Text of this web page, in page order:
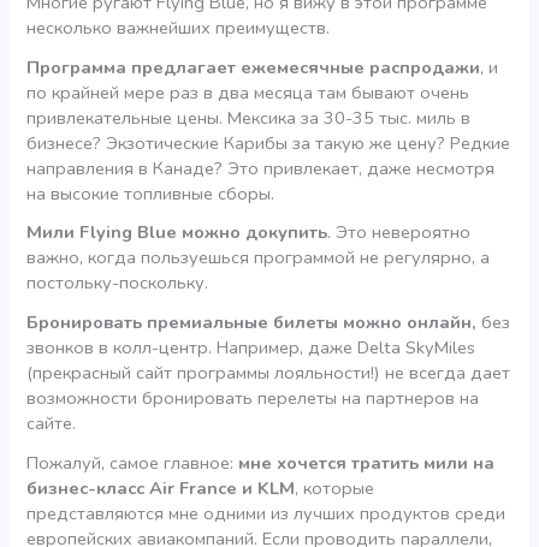
несколько важнейших преимуществ.
Программа предлагает ежемесячные распродажи, и
по крайней мере раз в два месяца там бывают очень
привлекательные цены. Мексика за 30-35 тыс. миль в
бизнесе? Экзотические Карибы за такую же цену? Редкие
направления в Канаде? Это привлекает, даже несмотря
на высокие топливные сборы.
Мили Flying Blue можно докупить. Это невероятно
важно, когда пользуешься программой не регулярно, а
постольку-поскольку.
Бронировать премиальные билеты можно онлайн, без
звонков в колл-центр. Например, даже Delta SkyMiles
(прекрасный сайт программы лояльности!) не всегда дает
возможности бронировать перелеты на партнеров на
сайте.
Пожалуй, самое главное: мне хочется тратить мили на
бизнес-класс Air France и KLM, которые
представляются мне одними из лучших продуктов среди
европейских авиакомпаний. Если проводить параллели,